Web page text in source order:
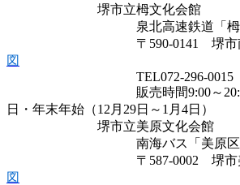
堺市立栂文化会館
泉北高速鉄道「栂・美
〒590-0141 堺市南区
図
TEL072-296-0015
販売時間9:00～20:00
日・年末年始（12月29日～1月4日）
堺市立美原文化会館
南海バス「美原区役
〒587-0002 堺市美原区
図